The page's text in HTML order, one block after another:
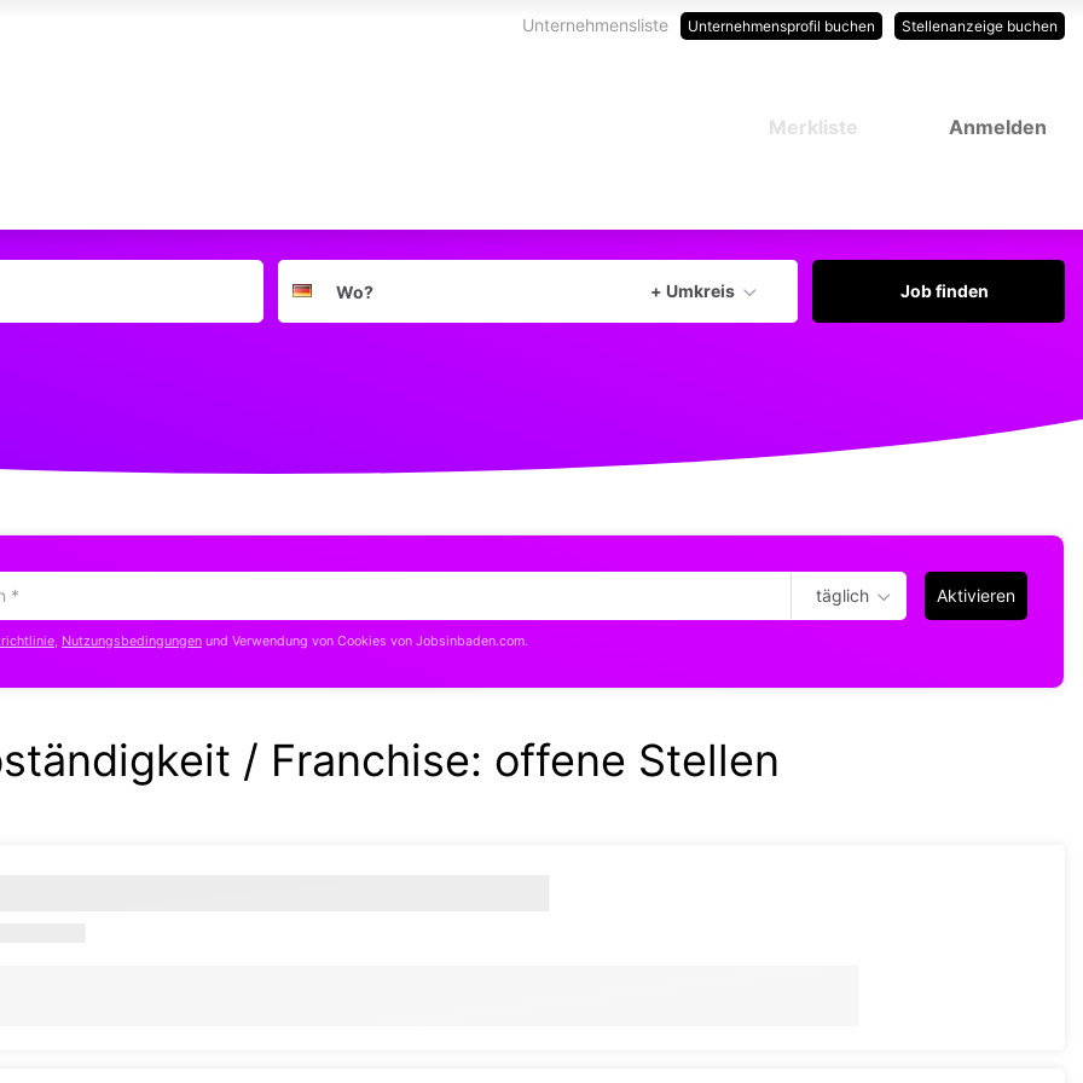
Stellenanzeige buchen
Unternehmensprofil buchen
Unternehmensliste
Anmelden
Merkliste
Deutschland
+ Umkreis
Aktuellen Ort verwenden
Job finden
täglich Aktivieren
, Nutzungsbedingungen und Verwendung von Cookies von Jobsinbaden.com.
/ Franchise: offene Stellen